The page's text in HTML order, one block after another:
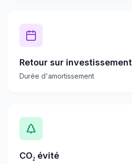
Retour sur investissement
Durée d'amortissement
CO₂ évité